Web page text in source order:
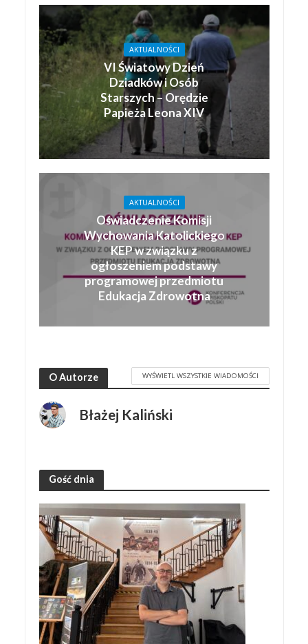
AKTUALNOŚCI
VI Światowy Dzień
Dziadków i Osób
Starszych – Orędzie
Papieża Leona XIV
AKTUALNOŚCI
Oświadczenie Komisji
Wychowania Katolickiego
KEP w związku z
ogłoszeniem podstawy
programowej przedmiotu
Edukacja Zdrowotna
O Autorze WYŚWIETL WSZYSTKIE WIADOMOŚCI
Błażej Kaliński
Gość dnia